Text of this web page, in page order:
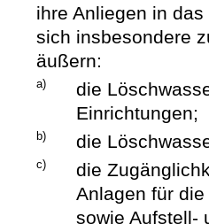
ihre Anliegen in
sich insbesondere
äußern:
a)
die
Einrichtungen;
b) die
c)
die
Anlagen für
sowie Aufstell-